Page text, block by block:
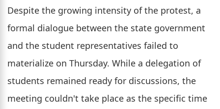
Despite the growing intensity of the protest, a
formal dialogue between the state government
and the student representatives failed to
materialize on Thursday. While a delegation of
students remained ready for discussions, the
meeting couldn't take place as the specific time